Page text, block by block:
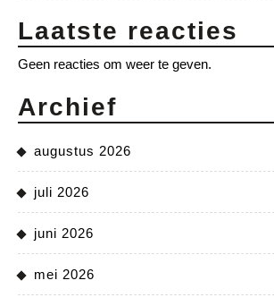
Laatste reacties
Geen reacties om weer te geven.
Archief
augustus 2026
juli 2026
juni 2026
mei 2026